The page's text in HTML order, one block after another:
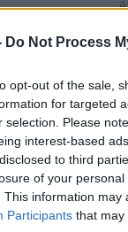
Do Not Process
opt-out of the sale,
for targeted
selection. Please
interest-based
to third
of your
This information
Participants that may